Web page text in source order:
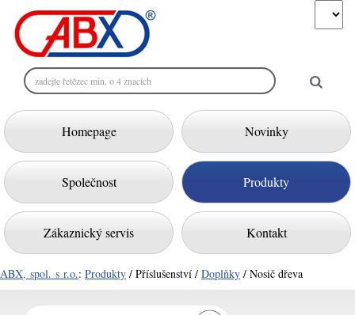
Homepage Novinky
Společnost Produkty
Zákaznický servis Kontakt
ABX, spol. s r.o.: Produkty / Příslušenství / Doplňky / Nosič dřeva